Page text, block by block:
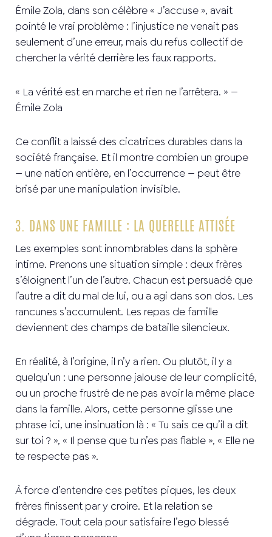
Émile Zola, dans son célèbre « J’accuse », avait
pointé le vrai problème : l’injustice ne venait pas
seulement d’une erreur, mais du refus collectif de
chercher la vérité derrière les faux rapports.
« La vérité est en marche et rien ne l’arrêtera. » —
Émile Zola
Ce conflit a laissé des cicatrices durables dans la
société française. Et il montre combien un groupe
— une nation entière, en l’occurrence — peut être
brisé par une manipulation invisible.
3. DANS UNE FAMILLE : LA QUERELLE ATTISÉE
Les exemples sont innombrables dans la sphère
intime. Prenons une situation simple : deux frères
s’éloignent l’un de l’autre. Chacun est persuadé que
l’autre a dit du mal de lui, ou a agi dans son dos. Les
rancunes s’accumulent. Les repas de famille
deviennent des champs de bataille silencieux.
En réalité, à l’origine, il n’y a rien. Ou plutôt, il y a
quelqu’un : une personne jalouse de leur complicité,
ou un proche frustré de ne pas avoir la même place
dans la famille. Alors, cette personne glisse une
phrase ici, une insinuation là : « Tu sais ce qu’il a dit
sur toi ? », « Il pense que tu n’es pas fiable », « Elle ne
te respecte pas ».
À force d’entendre ces petites piques, les deux
frères finissent par y croire. Et la relation se
dégrade. Tout cela pour satisfaire l’ego blessé